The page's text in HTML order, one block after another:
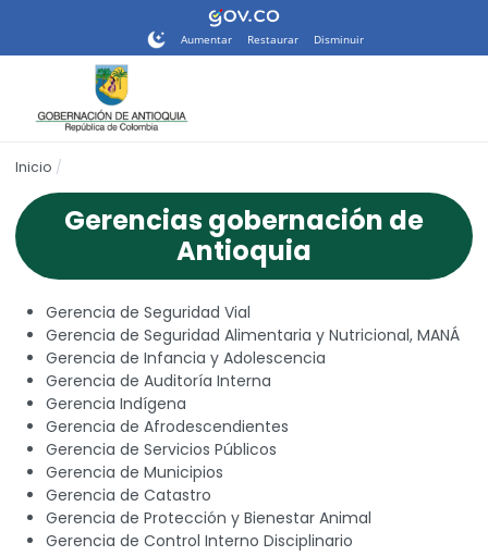
sitio
de
accesibilidad.
Aumentar Restaurar Disminuir
Inicio
Gerencias gobernación de
Antioquia
Gerencia de Seguridad Vial
Gerencia de Seguridad Alimentaria y Nutricional, MANÁ
Gerencia de Infancia y Adolescencia
Gerencia de Auditoría Interna
Gerencia Indígena
Gerencia de Afrodescendientes
Gerencia de Servicios Públicos
Gerencia de Municipios
Gerencia de Catastro
Gerencia de Protección y Bienestar Animal
Gerencia de Control Interno Disciplinario